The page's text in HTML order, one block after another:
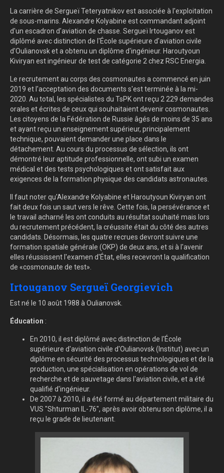
La carrière de Sergueï Teteryatnikov est associée à l'exploitation
de sous-marins. Alexandre Kolyabine est commandant adjoint
d'un escadron d'aviation de chasse. Sergueï Irtouganov est
diplômé avec distinction de l'École supérieure d'aviation civile
d'Oulianovsk et a obtenu un diplôme d'ingénieur. Haroutyoun
Kiviryan est ingénieur de test de catégorie 2 chez RSC Energia.
Le recrutement au corps des cosmonautes a commencé en juin
2019 et l'acceptation des documents s'est terminée à la mi-
2020. Au total, les spécialistes du TsPK ont reçu 2 229 demandes
orales et écrites de ceux qui souhaitaient devenir cosmonautes.
Les citoyens de la Fédération de Russie âgés de moins de 35 ans
et ayant reçu un enseignement supérieur, principalement
technique, pouvaient demander une place dans le
détachement. Au cours du processus de sélection, ils ont
démontré leur aptitude professionnelle, ont subi un examen
médical et des tests psychologiques et ont satisfait aux
exigences de la formation physique des candidats astronautes.
Il faut noter qu'Alexandre Kolyabine et Haroutyoun Kiviryan ont
fait deux fois un saut vers le rêve. Cette fois, la persévérance et
le travail acharné les ont conduits au résultat souhaité mais lors
du recrutement précédent, la créussite était du côté des autres
candidats. Désormais, les quatre recrues devront suivre une
formation spatiale générale (OKP) de deux ans, et si à l'avenir
elles réussissent l'examen d'État, elles recevront la qualification
de «cosmonaute de test».
Irtouganov Sergueï Georgievich
Est né le 10 août 1988 à Oulianovsk.
Éducation :
En 2010, il est diplômé avec distinction de l'École
supérieure d'aviation civile d'Oulianovsk (Institut) avec un
diplôme en sécurité des processus technologiques et de la
production, une spécialisation en opérations de vol de
recherche et de sauvetage dans l'aviation civile, et a été
qualifié d'ingénieur.
De 2007 à 2010, il a été formé au département militaire du
VUS "Shturman IL-76", après avoir obtenu son diplôme, il a
reçu le grade de lieutenant.